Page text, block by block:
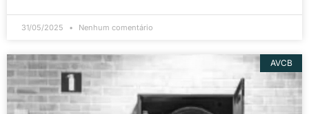
31/05/2025 Nenhum comentário
AVCB